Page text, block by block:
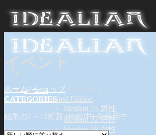
ドール
Limited Edition
Idealian 75 男性
Idealian 72 男性
Idealian 68 女性
イベント
ホーム / ショップ
イベント
CATEGORIES
結果の1～12件目 (88件中) を表示中